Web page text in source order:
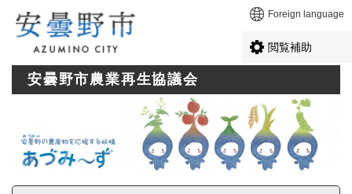
メニューを飛ばして本文へ Foreign language
閲覧補助
安曇野市農業再生協議会